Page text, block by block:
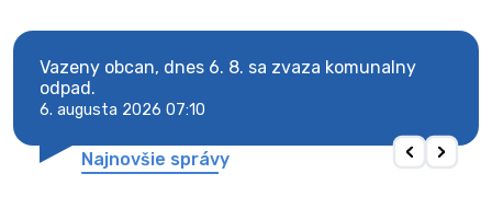
Vazeny obcan, dnes 6. 8. sa zvaza komunalny
odpad.
6. augusta 2026 07:10
Najnovšie správy